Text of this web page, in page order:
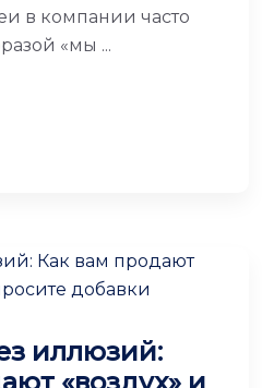
в компании часто
«мы ...
иллюзий: